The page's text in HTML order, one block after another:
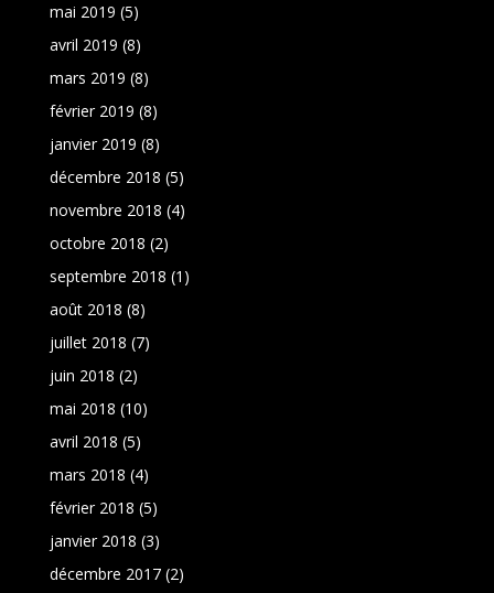
mai 2019 (5)
avril 2019 (8)
mars 2019 (8)
février 2019 (8)
janvier 2019 (8)
décembre 2018 (5)
novembre 2018 (4)
octobre 2018 (2)
septembre 2018 (1)
août 2018 (8)
juillet 2018 (7)
juin 2018 (2)
mai 2018 (10)
avril 2018 (5)
mars 2018 (4)
février 2018 (5)
janvier 2018 (3)
décembre 2017(2)